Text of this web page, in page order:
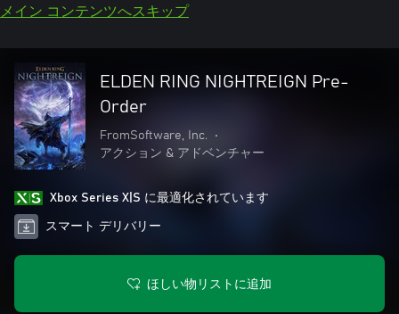
メイン コンテンツへスキップ
ELDEN RING NIGHTREIGN Pre-
Order
FromSoftware, Inc.
•
アクション & アドベンチャー
Xbox Series X|S に最適化されています
スマート デリバリー
ほしい物リストに追加